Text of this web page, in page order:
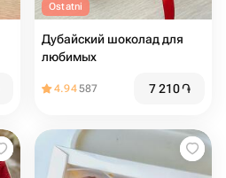
Ostatni
Дубайский шоколад для
любимых
4.94587 7 210֏